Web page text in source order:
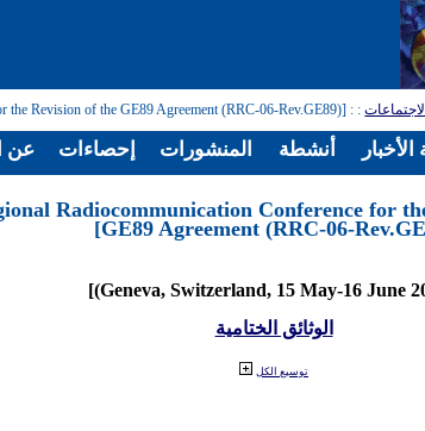
:
: [Regional Radiocommunication Conference for the Revision of the GE89 Agreement (RRC-06-Rev.GE89)]
Radiocommunication Conference for
GE89 Agreement (RRC-06-
الوثائق الختامية
توسيع الكل
عن إحصاءات المنشورات أنشطة